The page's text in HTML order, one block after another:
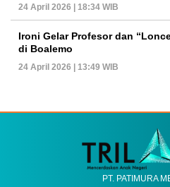
24 April 2026 | 18:34 WIB
Ironi Gelar Profesor dan
di Boalemo
24 April 2026 | 13:49 WIB
PT. PATIMURA